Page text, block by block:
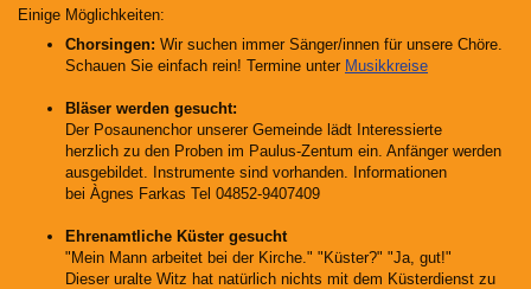
Einige Möglichkeiten:
Chorsingen: Wir suchen immer Sänger/innen für unsere Chöre.
Schauen Sie einfach rein! Termine unter Musikkreise
Bläser werden gesucht:
Der Posaunenchor unserer Gemeinde lädt Interessierte
herzlich zu den Proben im Paulus-Zentum ein. Anfänger werden
ausgebildet. Instrumente sind vorhanden. Informationen
bei Àgnes Farkas Tel 04852-9407409
Ehrenamtliche Küster gesucht
"Mein Mann arbeitet bei der Kirche." "Küster?" "Ja, gut!"
Dieser uralte Witz hat natürlich nichts mit dem Küsterdienst zu